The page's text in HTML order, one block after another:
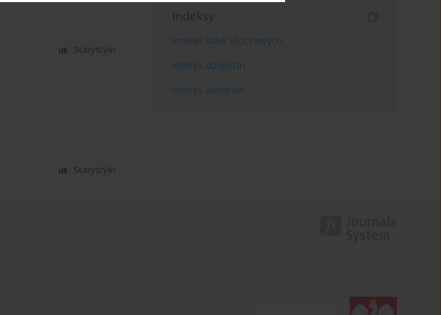
Statystyki
Statystyki
Indeksy
Indeks słów kluczowych
Indeks dziedzin
Indeks autorów